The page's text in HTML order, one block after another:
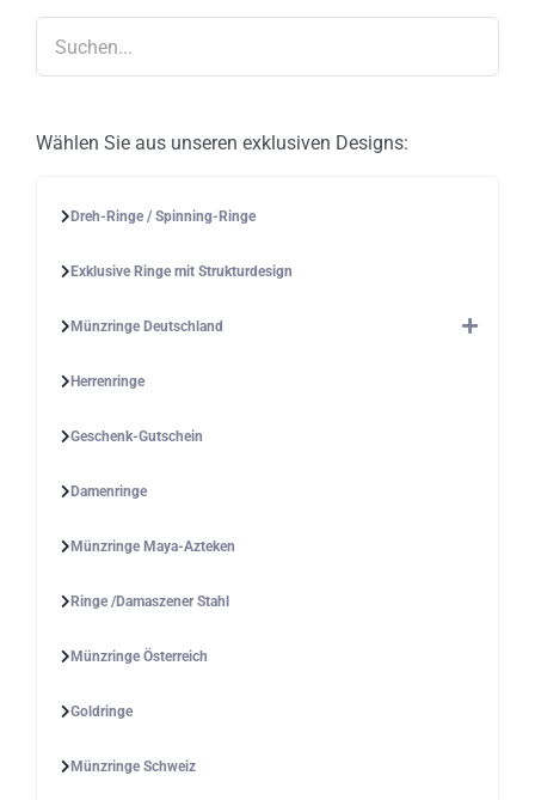
Produktseite
gewählt
Wählen Sie aus unseren exklusiven Designs:
Dreh-Ringe / Spinning-Ringe
Exklusive Ringe mit Strukturdesign
Münzringe Deutschland
Herrenringe
Geschenk-Gutschein
Damenringe
Münzringe Maya-Azteken
Ringe /Damaszener Stahl
Münzringe Österreich
Goldringe
Münzringe Schweiz